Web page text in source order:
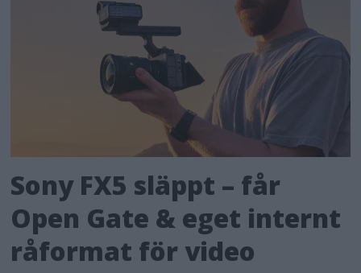
Sony FX5 släppt – får
Open Gate & eget internt
råformat för video